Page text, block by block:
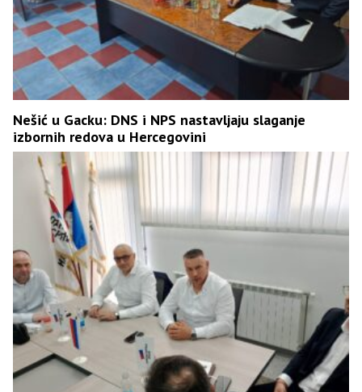
Nešić u Gacku: DNS i NPS nastavljaju slaganje
izbornih redova u Hercegovini